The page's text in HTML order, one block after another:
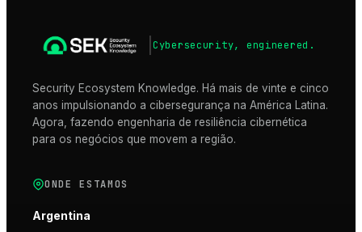
Cybersecurity, engineered.
Security Ecosystem Knowledge. Há mais de vinte e cinco
anos impulsionando a cibersegurança na América Latina.
Agora, fazendo engenharia de resiliência cibernética
para os negócios que movem a região.
ONDE ESTAMOS
Argentina